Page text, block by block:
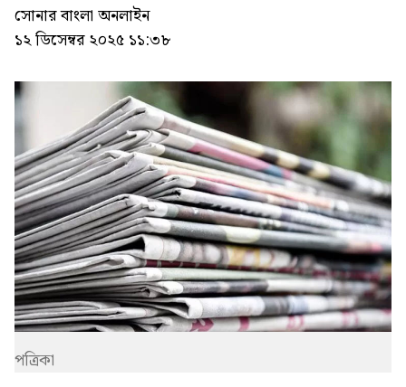
সোনার বাংলা অনলাইন
১২ ডিসেম্বর ২০২৫ ১১:৩৮
পত্রিকা